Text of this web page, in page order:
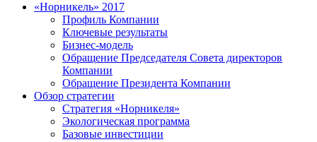
«Норникель» 2017
Профиль Компании
Ключевые результаты
Бизнес-модель
Обращение Председателя Совета директоров
Компании
Обращение Президента Компании
Обзор стратегии
Стратегия «Норникеля»
Экологическая программа
Базовые инвестиции